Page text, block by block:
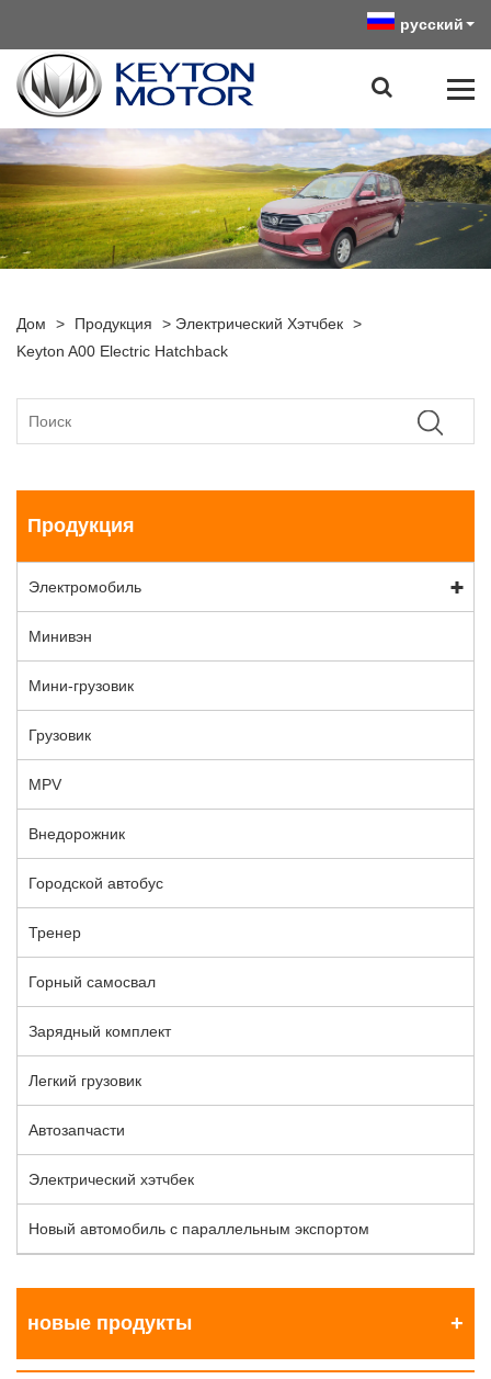
русский
Дом > Продукция > Электрический Хэтчбек >
Keyton A00 Electric Hatchback
Продукция
Электромобиль
Минивэн
Мини-грузовик
Грузовик
MPV
Внедорожник
Городской автобус
Тренер
Горный самосвал
Зарядный комплект
Легкий грузовик
Автозапчасти
Электрический хэтчбек
Новый автомобиль с параллельным экспортом
новые продукты